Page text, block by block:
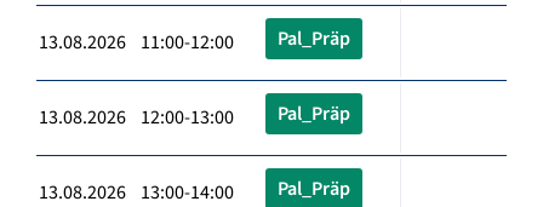
13.08.2026 11:00-12:00 Pal_Präp
13.08.2026 12:00-13:00 Pal_Präp
13.08.2026 13:00-14:00 Pal_Präp